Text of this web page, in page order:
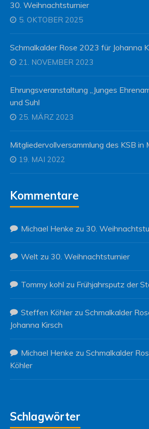
30. Weihnachtsturnier
5. OKTOBER 2025
Schmalkalder Rose 2023 für Johanna
21. NOVEMBER 2023
Ehrungsveranstaltung „Junges
und Suhl
25. MÄRZ 2023
Mitgliedervollversammlung des KSB in
19. MAI 2022
Kommentare
Michael Henke zu 30.
Welt zu 30. Weihnachtsturnier
Tommy kohl zu Frühjahrsputz der
Steffen Köhlerzu Schmalkalder
Johanna Kirsch
Michael Henke zu Schmalkalder
Köhler
Schlagwörter